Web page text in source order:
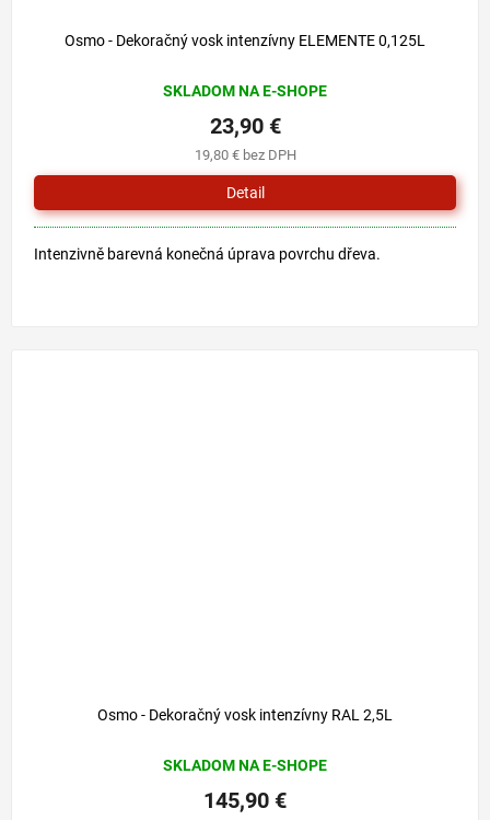
Osmo - Dekoračný vosk intenzívny ELEMENTE 0,125L
SKLADOM NA E-SHOPE
19,80 € bez DPH
23,90 €
Detail
Intenzivně barevná konečná úprava povrchu dřeva.
Osmo - Dekoračný vosk intenzívny RAL 2,5L
SKLADOM NA E-SHOPE
145,90 €